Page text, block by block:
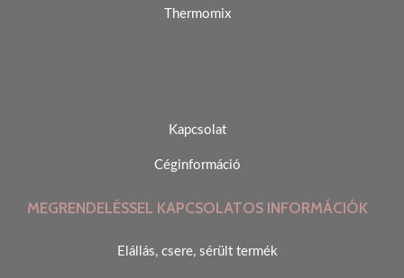
Thermomix
Kapcsolat
Céginformáció
MEGRENDELÉSSEL KAPCSOLATOS INFORMÁCIÓK
Elállás, csere, sérült termék